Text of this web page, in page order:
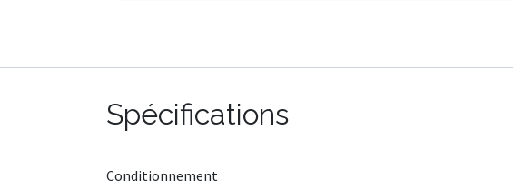
Spécifications
Conditionnement